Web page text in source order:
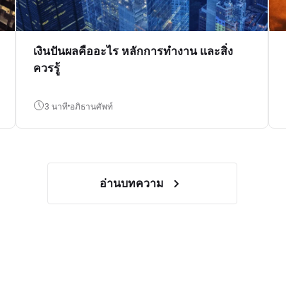
เงินปันผลคืออะไร หลักการทำงาน และสิ่ง
ควรรู้
3 นาที อภิธานศัพท์
อ่านบทความ